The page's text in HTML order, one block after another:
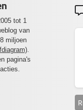
tot 1
van
miljoen
pagina's